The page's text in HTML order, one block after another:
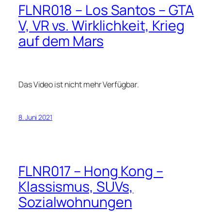
FLNR018 – Los Santos – GTA
V, VR vs. Wirklichkeit, Krieg
auf dem Mars
Das Video ist nicht mehr Verfügbar.
8. Juni 2021
FLNR017 – Hong Kong –
Klassismus, SUVs,
Sozialwohnungen